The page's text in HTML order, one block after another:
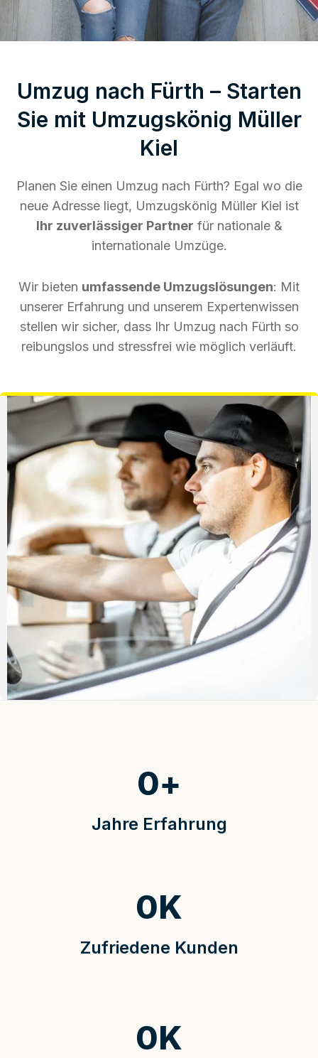
Umzug nach Fürth – Starten
Sie mit Umzugskönig Müller
Kiel
Planen Sie einen Umzug nach Fürth? Egal wo die
neue Adresse liegt, Umzugskönig Müller Kiel ist
Ihr zuverlässiger Partner für nationale &
internationale Umzüge.
Wir bieten umfassende Umzugslösungen: Mit
unserer Erfahrung und unserem Expertenwissen
stellen wir sicher, dass Ihr Umzug nach Fürth so
reibungslos und stressfrei wie möglich verläuft.
Jahre Erfahrung
0+
Zufriedene Kunden
0K
0K